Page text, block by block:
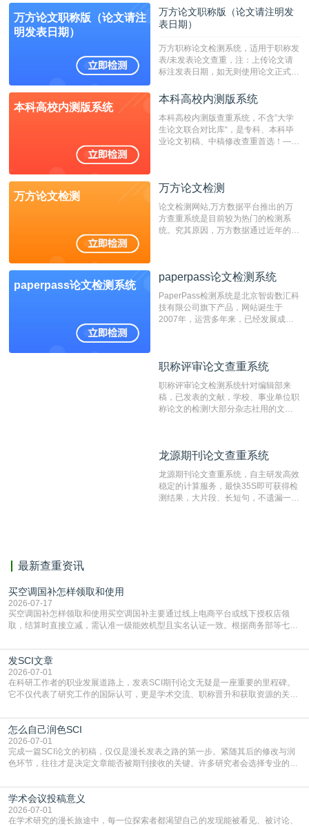
定院校！！！
万方论文职称版（论文请注
明发表日期）
万方论文职称版（论文请注明发
表日期）
万方职称论文检测系统，适用于职称发
表/未发表论文查重，注：上传论文请
标注发表日期，如无则使用论文正式发
成时间作为发表日期。
本科高校内测版系统
本科高校内测版系统
本科高校内测版查重系统，不含”大学
生论文联合对比库“，是专科、本科毕
业论文初稿、中稿修改查重首选！——
万方论文检测
万方论文检测
论文检测网站,万方数据平台推出的万
方查重系统是目前较为热门的检测系
统。究其原因，万方数据通过近年的发
非。其次，相对于知网而言，万方检测
重的推荐系统。
paperpass论文检测系统
paperpass论文检测系统
PaperPass检测系统是北京智齿数汇科
技有限公司旗下产品，网站诞生于
2007年，运营多年来，已经发展成为
检测速度快、精度高，市场反映良好。
职称评审论文查重系统
职称评审论文检测系统针对编辑部来
稿，已发表的文献，学校、事业单位职
称论文的检测!大部分杂志社用的文献
编辑部检测来稿和已发表的文献,检测
测时注意填写第一作者,才能排除已发
表文献复制比。（限制字符数1万）
龙源期刊论文查重系统
龙源期刊论文查重系统，自主研发高效
稳定的计算服务，最快35S即可获得检
测结果，大片段、长短句，不遗漏一处
最新查重资讯
买空调国补怎样领取和使用
2026-07-17
买空调国补怎样领取和使用买空调国补主要通过线上电商平台或线下授权店领
取，结算时直接立减‌，需认准一级能效机型且实名认证一致。根据商务部等七部
能领到补贴首选‌京东APP‌搜索专属口令(如【家电补贴1637】、【国补立省
4949】等，口令会随活动更新，以页面显示为准)进入补贴专场。淘宝/天猫也可
复制粘贴【8$FKFGgJq
发SCI文章
2026-07-01
在科研工作者的职业发展道路上，发表SCI期刊论文无疑是一座重要的里程碑。
它不仅代表了研究工作的国际认可，更是学术交流、职称晋升和获取资源的关键
战与困惑。从选题立意到投稿回应，每一步都需要精心的策略与扎实的工作。本
篇AEIC学术交流中心小编就为大家介绍“发SCI文章”。一、精准定位是成功的第
一步发表SCI文章，首要解决的问题是“投
怎么自己润色SCI
2026-07-01
完成一篇SCI论文的初稿，仅仅是漫长发表之路的第一步。紧随其后的修改与润
色环节，往往才是决定文章能否被期刊接收的关键。许多研究者会选择专业的语
质量，更能在此过程中深化对学术写作的理解。如何系统、高效地打磨自己的论
文，使其在语言和学术表达上更符合国际期刊的要求，是每位研究者值得投入学
习的技能。本篇AEIC学术交流中心小编就为大家介
学术会议投稿意义
2026-07-01
在学术研究的漫长旅途中，每一位探索者都渴望自己的发现能被看见、被讨论、